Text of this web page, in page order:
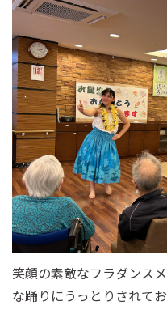
笑顔の素敵なフラダンス
な踊りにうっとりされて